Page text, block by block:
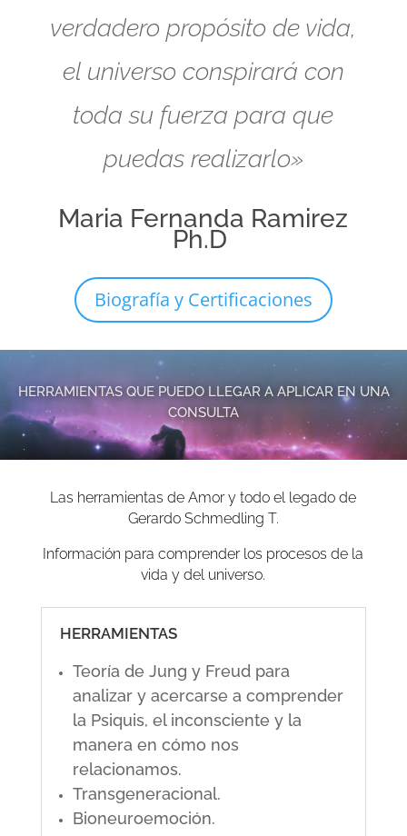
verdadero propósito de vida,
el universo conspirará con
toda su fuerza para que
puedas realizarlo»
Maria Fernanda Ramirez
Ph.D
Biografía y Certificaciones
HERRAMIENTAS QUE PUEDO LLEGAR A APLICAR EN UNA
CONSULTA
Las herramientas de Amor y todo el legado de
Gerardo Schmedling T.
Información para comprender los procesos de la
vida y del universo.
HERRAMIENTAS
Teoría de Jung y Freud para
analizar y acercarse a comprender
la Psiquis, el inconsciente y la
manera en cómo nos
relacionamos.
Transgeneracional.
Bioneuroemoción.